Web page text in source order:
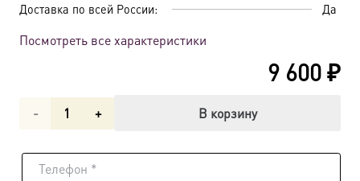
Доставка по всей России: Да
Посмотреть все характеристики
9 600₽
Количество
Икона
В корзину